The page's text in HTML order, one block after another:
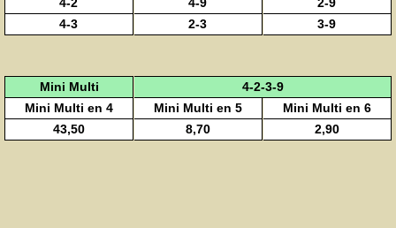
4-2
4-9
2-9
4-3
2-3 3-9
Mini Multi
4-2-3-9
Mini Multi en 4
Mini Multi en 5
Mini Multi en 6
43,50
8,70 2,90